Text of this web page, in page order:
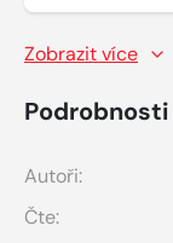
Zobrazit více
Podrobnosti
Autoři:
Čte: